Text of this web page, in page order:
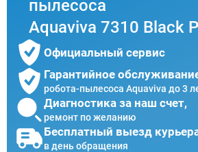
пылесоса
Aquaviva 7310 Black
Официальный сервис
Гарантийное
робота-пылесоса Aquaviva до 3
Диагностика за наш счет,
ремонт по желанию
Бесплатный выезд
в день обращения